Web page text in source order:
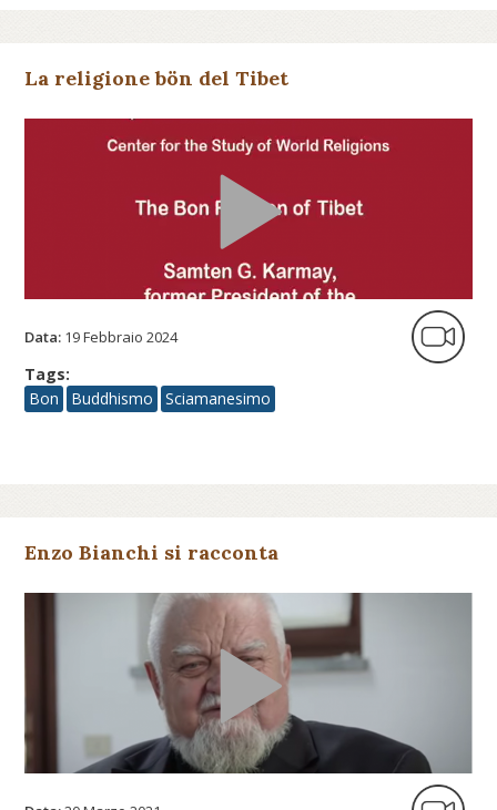
La religione bön del Tibet
Data: 19 Febbraio 2024
Tags:
Bon
Buddhismo Sciamanesimo
Enzo Bianchi si racconta